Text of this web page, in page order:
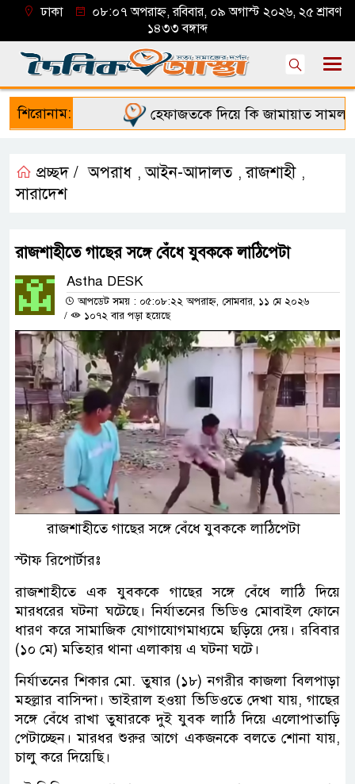
ঢাকা
০৮:০৭ অপরাহ্ন, রবিবার, ০৯ অগাস্ট ২০২৬, ২৫ শ্রাবণ
১৪৩৩ বঙ্গাব্দ
শিরোনাম: হেফাজতকে দিয়ে কি জামায়াত সামলাতে
প্রচ্ছদ / অপরাধ ,আইন-আদালত ,রাজশাহী ,
সারাদেশ
রাজশাহীতে গাছের সঙ্গে বেঁধে যুবককে লাঠিপেটা
Astha DESK
আপডেট সময় : ০৫:০৮:২২ অপরাহ্ন, সোমবার, ১১ মে ২০২৬
/
১০৭২ বার পড়া হয়েছে
রাজশাহীতে গাছের সঙ্গে বেঁধে যুবককে লাঠিপেটা
স্টাফ রিপোর্টারঃ
রাজশাহীতে এক যুবককে গাছের সঙ্গে বেঁধে লাঠি দিয়ে
মারধরের ঘটনা ঘটেছে। নির্যাতনের ভিডিও মোবাইল ফোনে
ধারণ করে সামাজিক যোগাযোগমাধ্যমে ছড়িয়ে দেয়। রবিবার
(১০ মে) মতিহার থানা এলাকায় এ ঘটনা ঘটে।
নির্যাতনের শিকার মো. তুষার (১৮) নগরীর কাজলা বিলপাড়া
মহল্লার বাসিন্দা। ভাইরাল হওয়া ভিডিওতে দেখা যায়, গাছের
সঙ্গে বেঁধে রাখা তুষারকে দুই যুবক লাঠি দিয়ে এলোপাতাড়ি
পেটাচ্ছেন। মারধর শুরুর আগে একজনকে বলতে শোনা যায়,
চালু করে দিয়েছি।